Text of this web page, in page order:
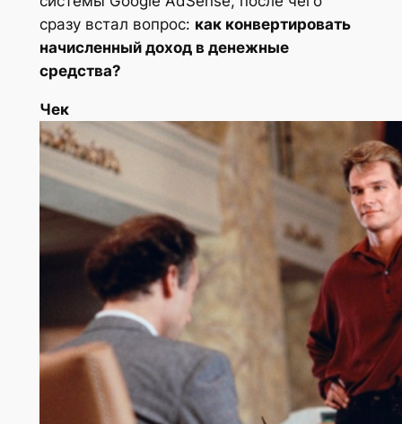
сразу встал вопрос: как конвертировать
начисленный доход в денежные
средства?
Чек